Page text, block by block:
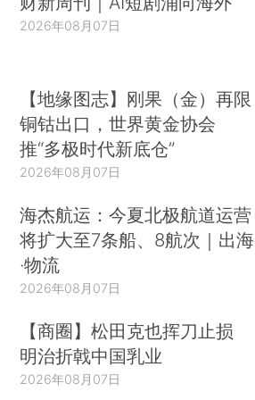
2026年08月07日
【地缘图志】刚果（金）再限
铜钴出口，世界黄金协会
推“多极时代新底仓”
2026年08月07日
海杰航运：今夏北极航道运营
将扩大至7条船、8航次｜出海
·物流
2026年08月07日
【商圈】松田克也挥刀止损
明治折戟中国乳业
2026年08月07日